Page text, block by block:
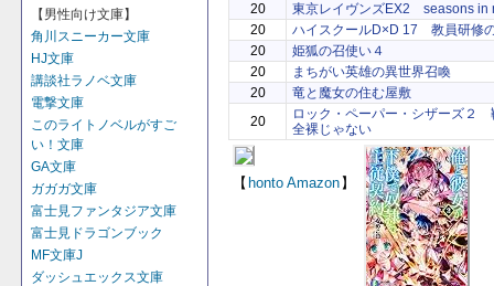
【男性向け文庫】
角川スニーカー文庫
HJ文庫
講談社ラノベ文庫
電撃文庫
このライトノベルがすご
い！文庫
GA文庫
ガガガ文庫
富士見ファンタジア文庫
富士見ドラゴンブック
MF文庫J
ダッシュエックス文庫
20
東京レイヴンズEX2 seasons in
20
ハイスクールD×D 17 教員研修
20
姫狐の召使い４
20
まちがい英雄の異世界召喚
20
竜と魔女の住む屋敷
20
ロック・ペーパー・シザーズ２
全裸じゃない
【 honto Amazon 】